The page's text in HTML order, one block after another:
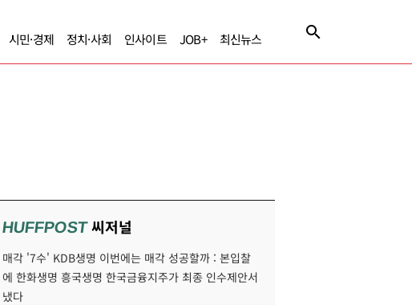
시민·경제 정치·사회 인사이트 JOB+ 최신뉴스
HUFFPOST씨저널
매각 '7수' KDB생명 이번에는 매각 성공할까 : 본입찰
에 한화생명 흥국생명 한국금융지주가 최종 인수제안서
냈다